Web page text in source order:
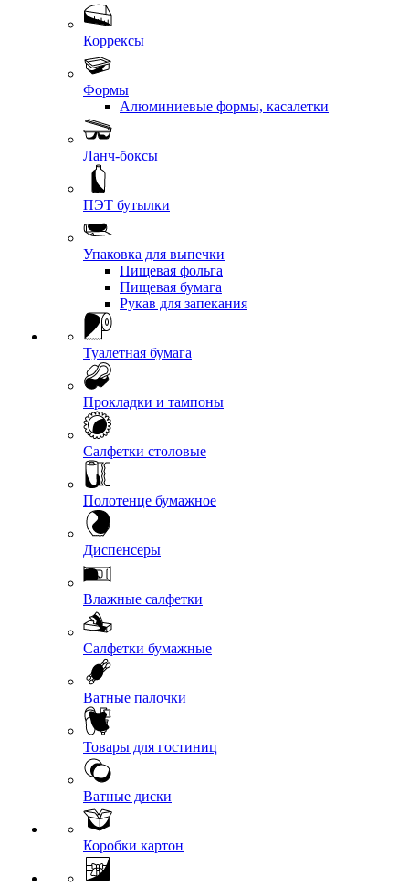
Коррексы
Формы
Алюминиевые формы, касалетки
Ланч-боксы
ПЭТ бутылки
Упаковка для выпечки
Пищевая фольга
Пищевая бумага
Рукав для запекания
Туалетная бумага
Прокладки и тампоны
Салфетки столовые
Полотенце бумажное
Диспенсеры
Влажные салфетки
Салфетки бумажные
Ватные палочки
Товары для гостиниц
Ватные диски
Коробки картон